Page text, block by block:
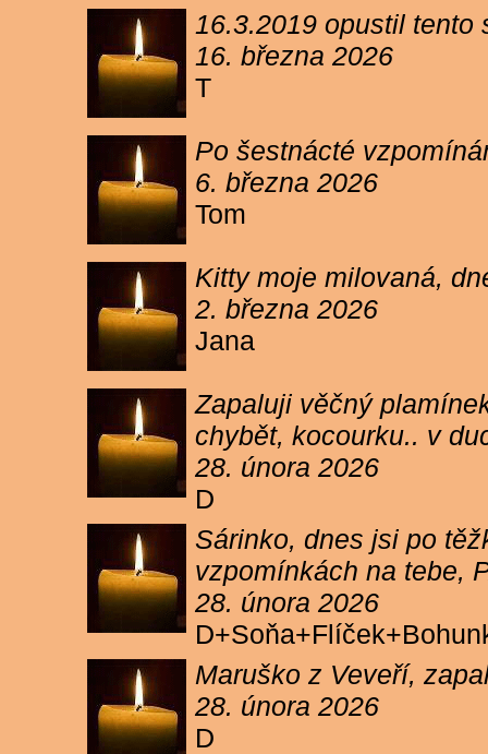
16.3.2019 opustil
16. března 2026
T
Po šestnácté
6. března 2026
Tom
Kitty moje milovaná,
2. března 2026
Jana
Zapaluji věčný
chybět, kocourku.. v
28. února 2026
D
Sárinko, dnes jsi po
vzpomínkách na tebe,
28. února 2026
Maruško z Veveří,
28. února 2026
D